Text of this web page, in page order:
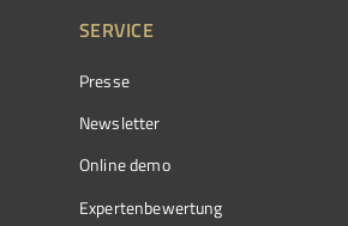
SERVICE
Presse
Newsletter
Online demo
Expertenbewertung